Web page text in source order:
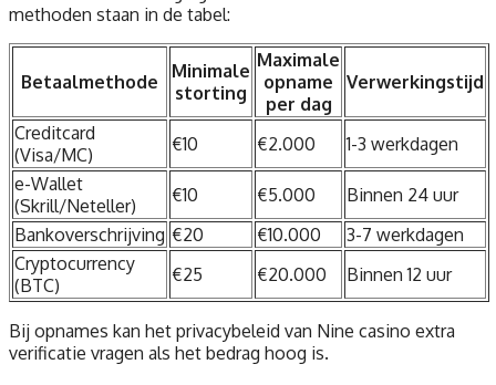
methoden staan in de tabel:
Betaalmethode
Minimale
storting
Maximale
opname
per dag
Verwerkingstijd
Creditcard
(Visa/MC)
€10 €2.000
1-3 werkdagen
e-Wallet
(Skrill/Neteller)
€10 €5.000
Binnen 24 uur
Bankoverschrijving €20 €10.000
3-7 werkdagen
Cryptocurrency
(BTC)
€25 €20.000 Binnen 12 uur
Bij opnames kan het privacybeleid van Nine casino extra
verificatie vragen als het bedrag hoog is.